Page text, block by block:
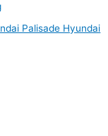
Palisade Hyundai